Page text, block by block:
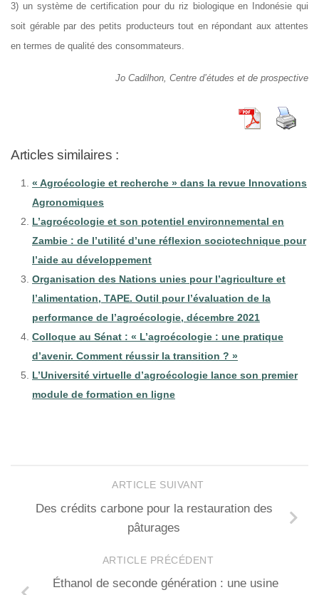
3) un système de certification pour du riz biologique en Indonésie qui
soit gérable par des petits producteurs tout en répondant aux attentes
en termes de qualité des consommateurs.
Jo Cadilhon, Centre d’études et de prospective
Articles similaires :
« Agroécologie et recherche » dans la revue Innovations
Agronomiques
L’agroécologie et son potentiel environnemental en
Zambie : de l’utilité d’une réflexion sociotechnique pour
l’aide au développement
Organisation des Nations unies pour l’agriculture et
l’alimentation, TAPE. Outil pour l’évaluation de la
performance de l’agroécologie, décembre 2021
Colloque au Sénat : « L’agroécologie : une pratique
d’avenir. Comment réussir la transition ? »
L’Université virtuelle d’agroécologie lance son premier
module de formation en ligne
ARTICLE SUIVANT
Des crédits carbone pour la restauration des
pâturages
ARTICLE PRÉCÉDENT
Éthanol de seconde génération : une usine